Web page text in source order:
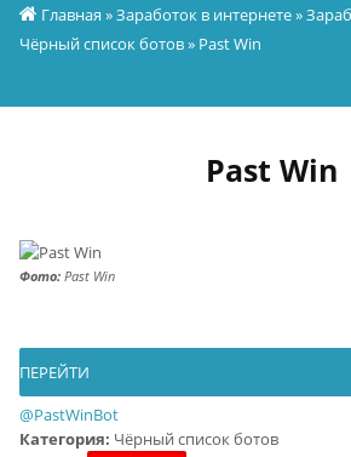
Главная »Заработок в интернете»
Чёрный список ботов» Past Win
Past Win
Фото:Past Win
ПЕРЕЙТИ
@PastWinBot
Категория: Чёрный список ботов